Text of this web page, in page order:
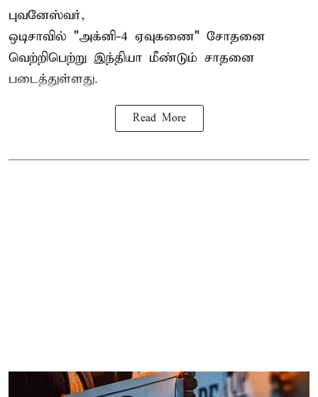
புவனேஸ்வர்,
ஒடிசாவில் "அக்னி-4 ஏவுகணை" சோதனை
வெற்றிபெற்று இந்தியா மீண்டும் சாதனை
படைத்துள்ளது.
Read More